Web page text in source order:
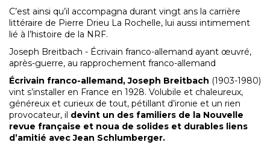
C’est ainsi qu’il accompagna durant vingt ans la carrière
littéraire de Pierre Drieu La Rochelle, lui aussi intimement
lié à l’histoire de la NRF.
Joseph Breitbach - Écrivain franco-allemand ayant œuvré,
après-guerre, au rapprochement franco-allemand
Écrivain franco-allemand, Joseph Breitbach (1903-1980)
vint s’installer en France en 1928. Volubile et chaleureux,
généreux et curieux de tout, pétillant d’ironie et un rien
provocateur, il devint un des familiers de la Nouvelle
revue française et noua de solides et durables liens
d’amitié avec Jean Schlumberger.